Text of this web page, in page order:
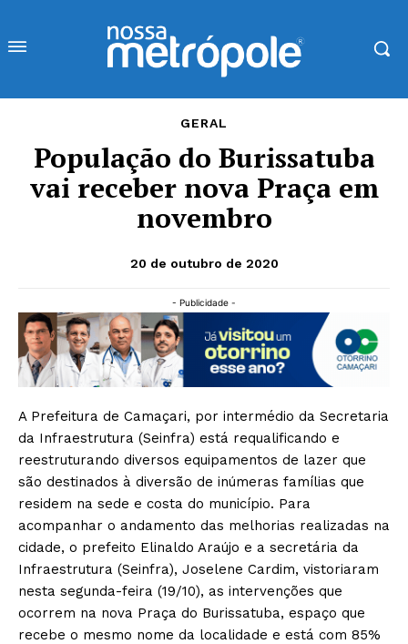
GERAL
População do Burissatuba
vai receber nova Praça em
novembro
20 de outubro de 2020
- Publicidade -
A Prefeitura de Camaçari, por intermédio da Secretaria
da Infraestrutura (Seinfra) está requalificando e
reestruturando diversos equipamentos de lazer que
são destinados à diversão de inúmeras famílias que
residem na sede e costa do município. Para
acompanhar o andamento das melhorias realizadas na
cidade, o prefeito Elinaldo Araújo e a secretária da
Infraestrutura (Seinfra), Joselene Cardim, vistoriaram
nesta segunda-feira (19/10), as intervenções que
ocorrem na nova Praça do Burissatuba, espaço que
recebe o mesmo nome da localidade e está com 85%